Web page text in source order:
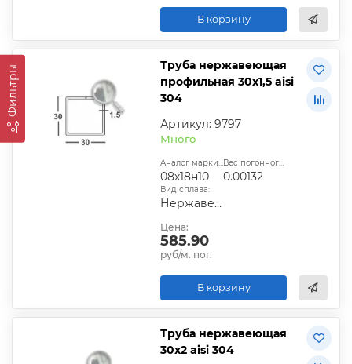
Фильтры
В корзину
Труба нержавеющая
профильная 30х1,5 aisi
304
Артикул: 9797
Много
Аналог марки стали:
08х18н10
Вес погонного метра, т.:
0.00132
Вид сплава:
Нержавеющий
Цена:
585.90
руб/м. пог.
В корзину
Труба нержавеющая
30х2 aisi 304